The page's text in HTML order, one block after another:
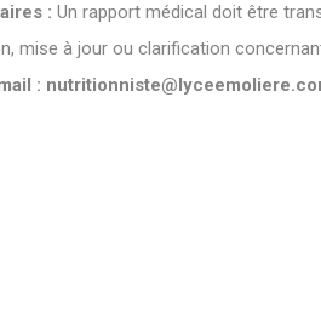
: Un rapport médical doit être
mise à jour ou clarification
: